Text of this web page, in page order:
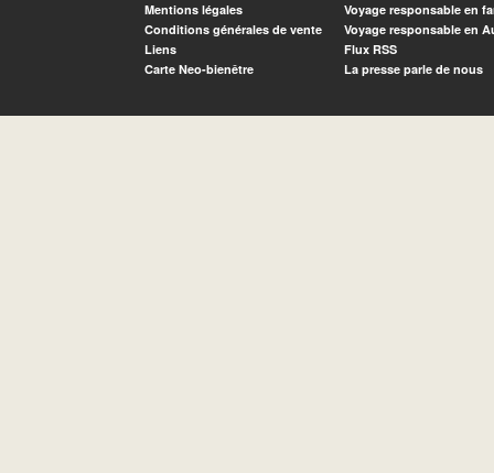
Mentions légales
Conditions générales de vente
Liens
Carte Neo-bienêtre
Voyage responsable en
Voyage responsable en
Flux RSS
La presse parle de nous